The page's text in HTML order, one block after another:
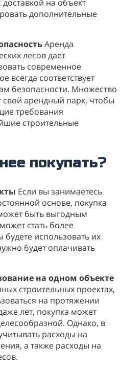
на объект
дополнительные
Аренда
лесов дает
современное
всегда соответствует
безопасности. Множество
арендный парк, чтобы
требования
строительные
покупать?
Если вы занимаетесь
основе, покупка
быть выгодным
стать более
использовать их
будет оплачивать
на одном объекте
строительных проектах,
на протяжении
лет, покупка может
Однако, в
расходы на
а также расходы на